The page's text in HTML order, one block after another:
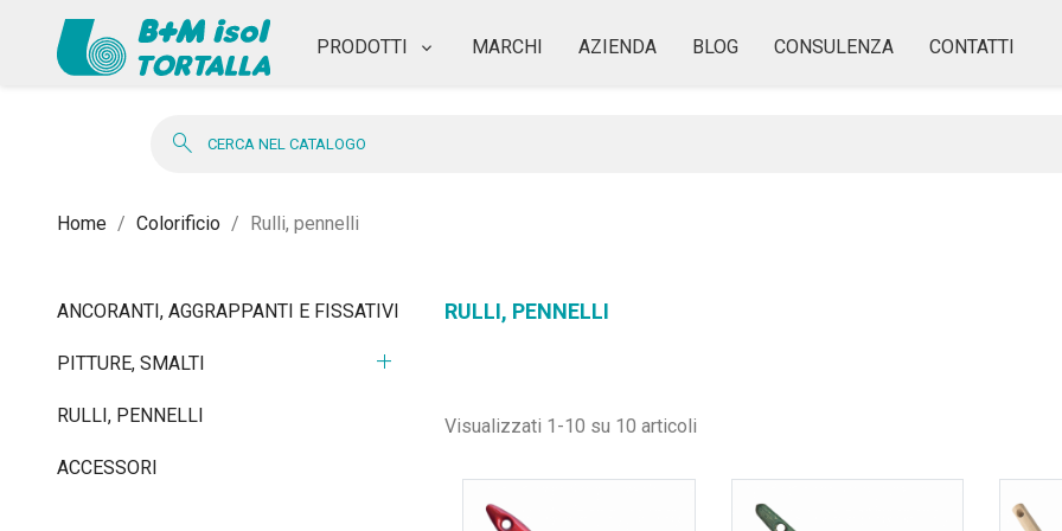
PRODOTTI MARCHI AZIENDA BLOG CONSULENZA CONTATTI
search
Home Colorificio Rulli, pennelli
ANCORANTI, AGGRAPPANTI E FISSATIVI
PITTURE, SMALTI add
RULLI, PENNELLI
ACCESSORI
RULLI, PENNELLI
Visualizzati 1-10 su 10 articoli